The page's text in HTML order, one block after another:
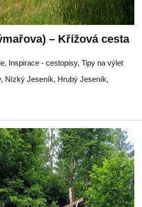
– Křížová cesta
Inspirace - cestopisy, Tipy na výlet
, Nízký Jeseník, Hrubý Jeseník,